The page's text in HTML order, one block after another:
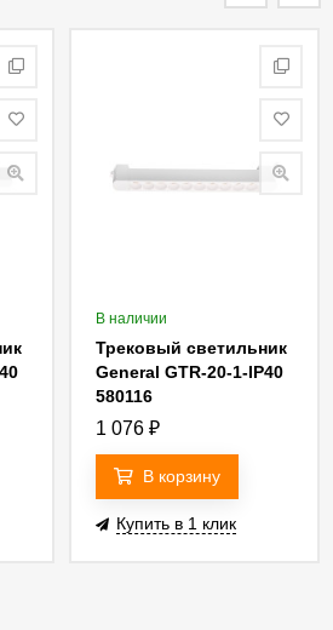
В наличии
Трековый светильник
General GTR-20-1-IP40
580116
1 076 ₽
В корзину
Купить в 1 клик